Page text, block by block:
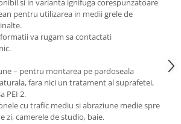
si in varianta ignifuga corespunzatoare
pentru utilizarea in medii grele de
va rugam sa contactati
– pentru montarea pe pardoseala
fara nici un tratament al suprafetei,
PEI 2.
cu trafic mediu si abraziune medie spre
zi, camerele de studio, baie.